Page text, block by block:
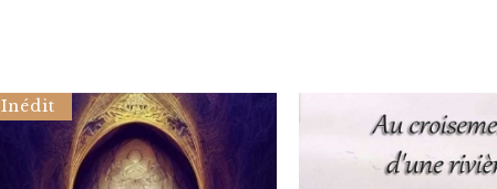
Inédit